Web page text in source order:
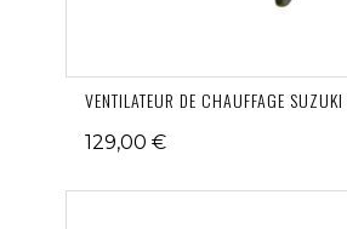
VENTILATEUR DE CHAUFFAGE
129,00 €